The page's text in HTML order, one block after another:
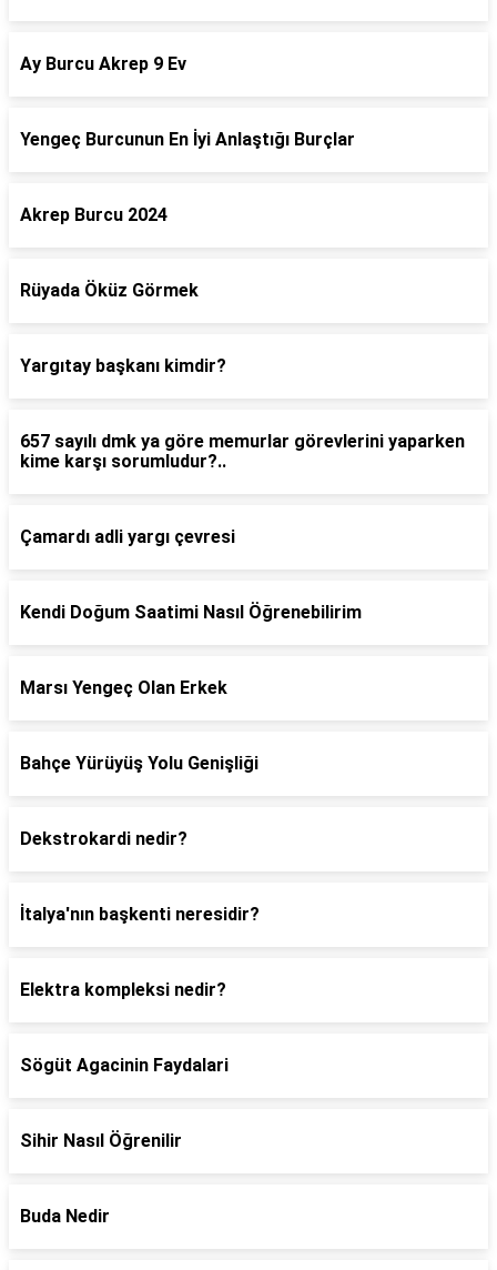
Ay Burcu Akrep 9 Ev
Yengeç Burcunun En İyi Anlaştığı Burçlar
Akrep Burcu 2024
Rüyada Öküz Görmek
Yargıtay başkanı kimdir?
657 sayılı dmk ya göre memurlar görevlerini yaparken
kime karşı sorumludur?..
Çamardı adli yargı çevresi
Kendi Doğum Saatimi Nasıl Öğrenebilirim
Marsı Yengeç Olan Erkek
Bahçe Yürüyüş Yolu Genişliği
Dekstrokardi nedir?
İtalya'nın başkenti neresidir?
Elektra kompleksi nedir?
Sögüt Agacinin Faydalari
Sihir Nasıl Öğrenilir
Buda Nedir